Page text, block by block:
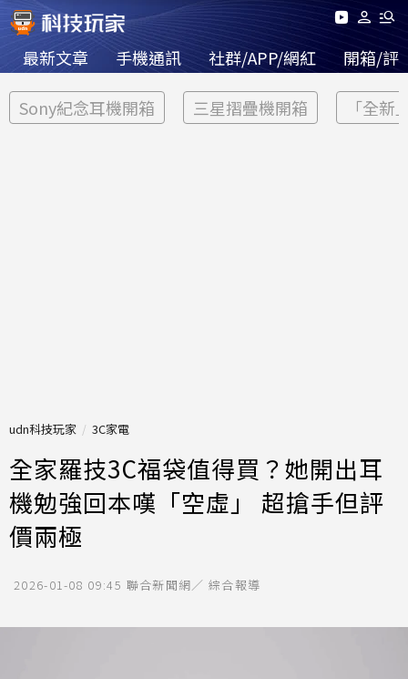
最新文章 手機通訊 社群/APP/網紅 開箱/評
Sony紀念耳機開箱 三星摺疊機開箱 「全新
udn科技玩家 3C家電
全家羅技3C福袋值得買？她開出耳
機勉強回本嘆「空虛」 超搶手但評
價兩極
2026-01-08 09:45 聯合新聞網／ 綜合報導